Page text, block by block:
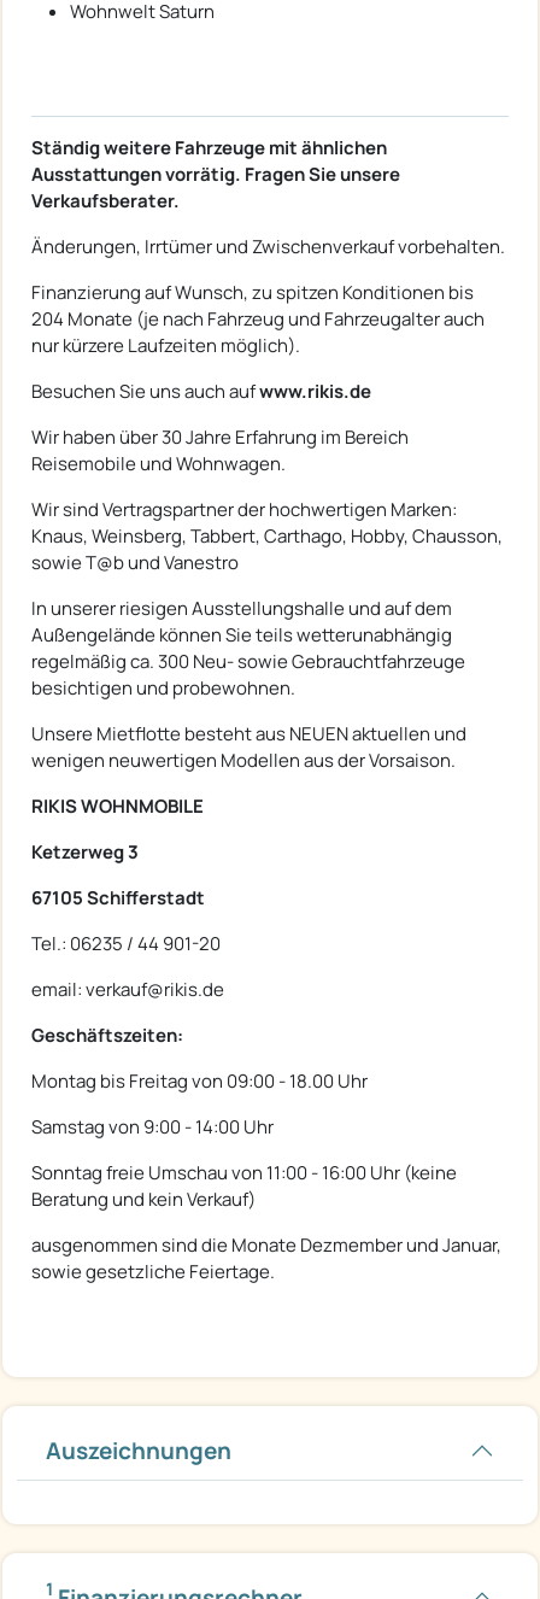
Wohnwelt Saturn
Ständig weitere Fahrzeuge mit ähnlichen
Ausstattungen vorrätig. Fragen Sie unsere
Verkaufsberater.
Änderungen, Irrtümer und Zwischenverkauf vorbehalten.
Finanzierung auf Wunsch, zu spitzen Konditionen bis
204 Monate (je nach Fahrzeug und Fahrzeugalter auch
nur kürzere Laufzeiten möglich).
Besuchen Sie uns auch aufwww.rikis.de
Wir haben über 30 Jahre Erfahrung im Bereich
Reisemobile und Wohnwagen.
Wir sind Vertragspartner der hochwertigen Marken:
Knaus, Weinsberg, Tabbert, Carthago, Hobby, Chausson,
sowie T@b und Vanestro
In unserer riesigen Ausstellungshalle und auf dem
Außengelände können Sie teils wetterunabhängig
regelmäßig ca. 300 Neu- sowie Gebrauchtfahrzeuge
besichtigen und probewohnen.
Unsere Mietflotte besteht aus NEUEN aktuellen und
wenigen neuwertigen Modellen aus der Vorsaison.
RIKIS WOHNMOBILE
Ketzerweg 3
67105 Schifferstadt
Tel.: 06235 / 44 901-20
email: verkauf@rikis.de
Geschäftszeiten:
Montag bis Freitag von 09:00 - 18.00 Uhr
Samstag von 9:00 - 14:00 Uhr
Sonntag freie Umschau von 11:00 - 16:00 Uhr (keine
Beratung und kein Verkauf)
ausgenommen sind die Monate Dezmember und Januar,
sowie gesetzliche Feiertage.
Auszeichnungen
1